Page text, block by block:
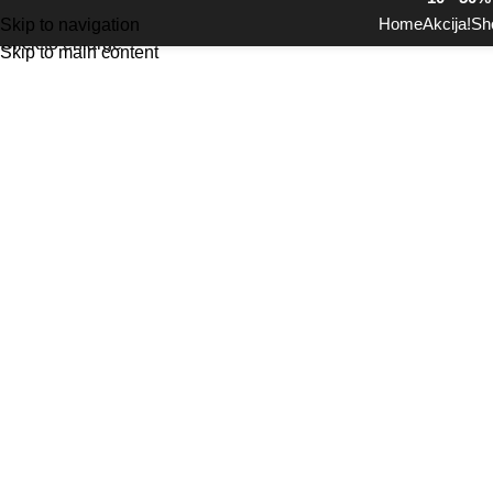
Skip to navigation
Skip to main content
HomeAkcija!
Click to enlarge